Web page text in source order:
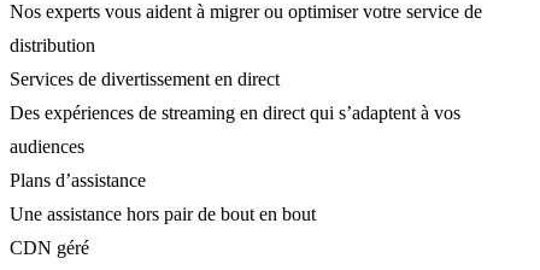
Nos experts vous aident à migrer ou optimiser votre service de
distribution
Services de divertissement en direct
Des expériences de streaming en direct qui s’adaptent à vos
audiences
Plans d’assistance
Une assistance hors pair de bout en bout
CDN géré